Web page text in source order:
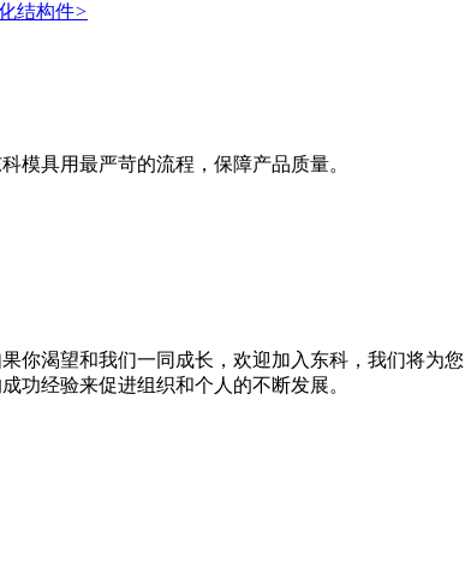
结构件>
模具用最严苛的流程，保障产品质量。
你渴望和我们一同成长，欢迎加入东科，我们将为您
功经验来促进组织和个人的不断发展。